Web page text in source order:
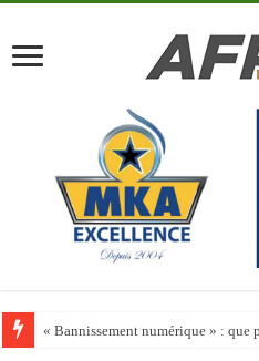
Happy City Index 2026 : aucune